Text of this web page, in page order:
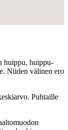
huippu, huippu-
Niiden välinen ero
Puhtaille